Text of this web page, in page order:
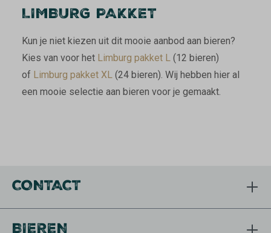
LIMBURG PAKKET
Kun je niet kiezen uit dit mooie aanbod aan bieren?
Kies van voor het Limburg pakket L (12 bieren)
of Limburg pakket XL (24 bieren). Wij hebben hier al
een mooie selectie aan bieren voor je gemaakt.
CONTACT